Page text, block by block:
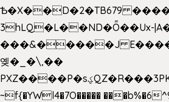
Ѣ�X��D�2�TB679
3hLQ�L��ND�Ȫ��Ux-
���&�����J
옞�_�\,��
PXZ����P�sؼQZ�R���3PKK�sc-*��fP*��6_̦Q���H�hl��a��j��dӤ�ܥ�Ք�7�)S�_3y��@�n-
~f{�YWl4�7O�����